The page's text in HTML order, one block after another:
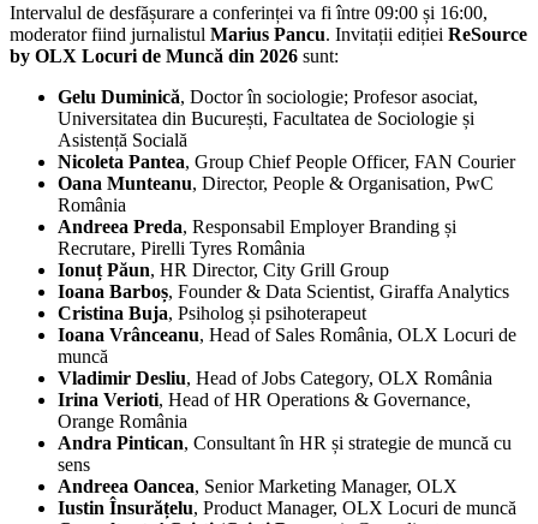
Intervalul de desfășurare a conferinței va fi între 09:00 și 16:00,
moderator fiind jurnalistul Marius Pancu. Invitații ediției ReSource
by OLX Locuri de Muncă din 2026 sunt:
Gelu Duminică, Doctor în sociologie; Profesor asociat,
Universitatea din București, Facultatea de Sociologie și
Asistență Socială
Nicoleta Pantea, Group Chief People Officer, FAN Courier
Oana Munteanu, Director, People & Organisation, PwC
România
Andreea Preda, Responsabil Employer Branding și
Recrutare, Pirelli Tyres România
Ionuț Păun, HR Director, City Grill Group
Ioana Barboș, Founder & Data Scientist, Giraffa Analytics
Cristina Buja, Psiholog și psihoterapeut
Ioana Vrânceanu, Head of Sales România, OLX Locuri de
muncă
Vladimir Desliu, Head of Jobs Category, OLX România
Irina Verioti, Head of HR Operations & Governance,
Orange România
Andra Pintican, Consultant în HR și strategie de muncă cu
sens
Andreea Oancea, Senior Marketing Manager, OLX
Iustin Însurățelu, Product Manager, OLX Locuri de muncă